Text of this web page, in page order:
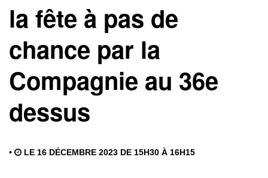
la fête à pas de
chance par la
Compagnie au 36e
dessus
• LE 16 DÉCEMBRE 2023 DE 15H30 À 16H15